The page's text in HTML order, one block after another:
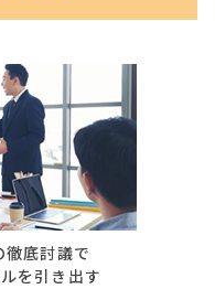
底討議で
を引き出す